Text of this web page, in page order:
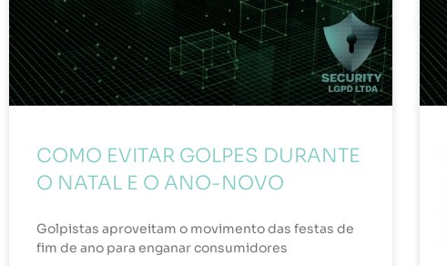
COMO EVITAR GOLPES DURANTE
O NATAL E O ANO-NOVO
Golpistas aproveitam o movimento das festas de
fim de ano para enganar consumidores